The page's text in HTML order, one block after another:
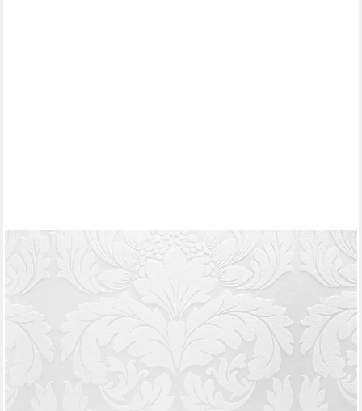
Vliestapete Meistervlies, strukturiert, Barock, gemustert,
ornamental, Barocktapete Überstreichbar matt strukturiert
Tapeten Wohnzimmer Optik
20,12 €
35,95 €